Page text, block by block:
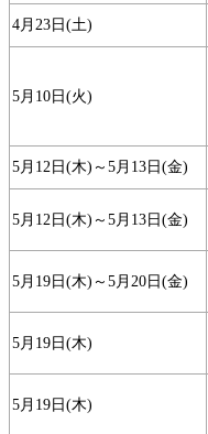
4月23日(土)
5月10日(火)
5月12日(木)～5月13日(金)
5月12日(木)～5月13日(金)
5月19日(木)～5月20日(金)
5月19日(木)
5月19日(木)